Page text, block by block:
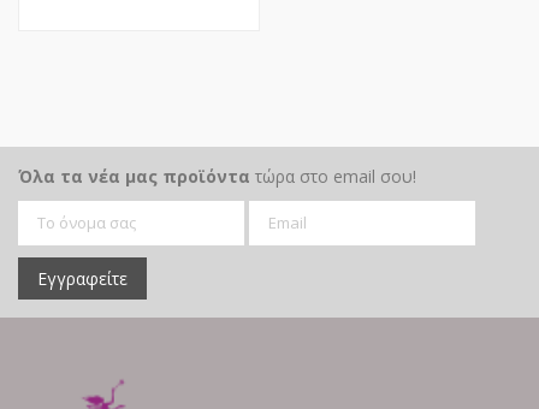
Όλα τα νέα μας προϊόντα τώρα στο email σου!
Εγγραφείτε